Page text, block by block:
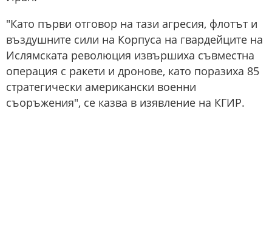
"Като първи отговор на тази агресия, флотът и
въздушните сили на Корпуса на гвардейците на
Ислямската революция извършиха съвместна
операция с ракети и дронове, като поразиха 85
стратегически американски военни
съоръжения", се казва в изявление на КГИР.